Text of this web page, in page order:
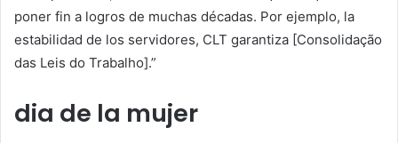
poner fin a logros de muchas décadas. Por ejemplo, la
estabilidad de los servidores, CLT garantiza [Consolidação
das Leis do Trabalho].”
dia de la mujer